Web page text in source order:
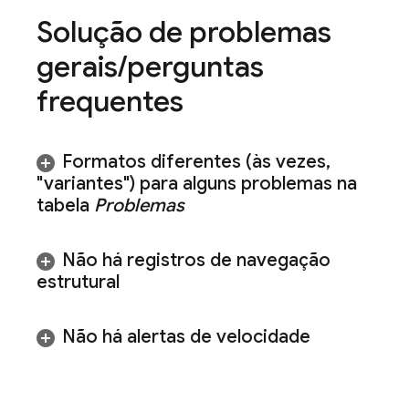
Solução de problemas
gerais/perguntas
frequentes
Formatos diferentes (às vezes,
"variantes") para alguns problemas na
tabela Problemas
Não há registros de navegação
estrutural
Não há alertas de velocidade